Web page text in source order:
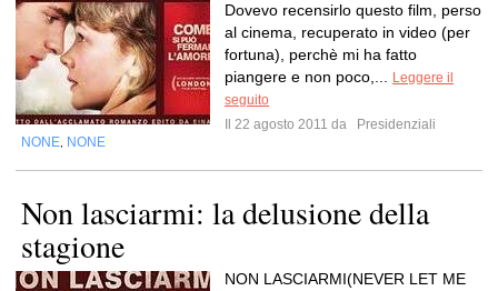
Dovevo recensirlo questo film, perso
al cinema, recuperato in video (per
fortuna), perchè mi ha fatto
piangere e non poco,...
Leggere il
seguito
Il 22 agosto 2011 da
Presidenziali
NONE NONE
Non lasciarmi: la delusione della
stagione
NON LASCIARMI(NEVER LET ME